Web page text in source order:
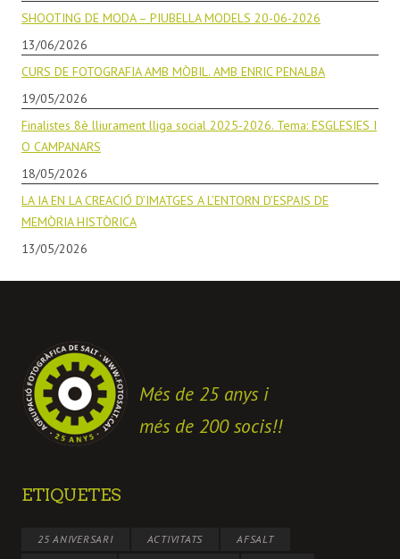
SHOOTING DE MODA – PIUBELLA MODELS 20-06-2026
13/06/2026
CURS DE FOTOGRAFIA AMB MÒBIL. AMB ENRIC PENALBA
19/05/2026
Finalistes 8è lliurament lliga social 2025-2026. Tema: ESGLESIES I
O CAMPANARS
18/05/2026
LA IA EN LA CREACIÓ D’IMATGES A L’ENTORN D’ESPAIS DE
MEMÒRIA HISTÒRICA
13/05/2026
Més de 25 anys i
més de 200 socis!!
ETIQUETES
25 ANIVERSARI ACTIVITATS
AFSALT